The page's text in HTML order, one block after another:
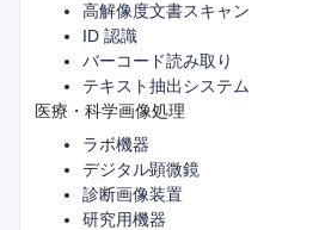
高解像度文書スキャン
ID 認識
バーコード読み取り
テキスト抽出システム
医療・科学画像処理
ラボ機器
デジタル顕微鏡
診断画像装置
研究用機器